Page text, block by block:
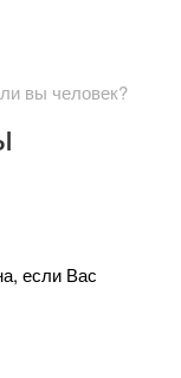
вы человек?
если Вас